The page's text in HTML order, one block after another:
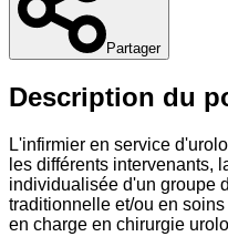
Partager
Description du
L'infirmier en service
les différents intervenants,
individualisée d'un groupe
traditionnelle et/ou en
en charge en chirurgie